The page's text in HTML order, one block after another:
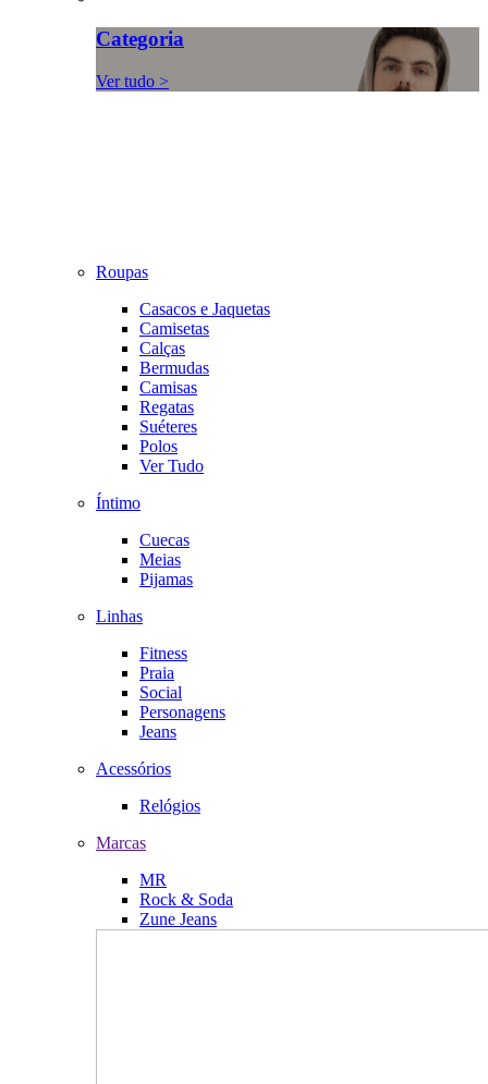
Categoria
Ver tudo >
Roupas
Casacos e Jaquetas
Camisetas
Calças
Bermudas
Camisas
Regatas
Suéteres
Polos
Ver Tudo
Íntimo
Cuecas
Meias
Pijamas
Linhas
Fitness
Praia
Social
Personagens
Jeans
Acessórios
Relógios
Marcas
MR
Rock & Soda
Zune Jeans